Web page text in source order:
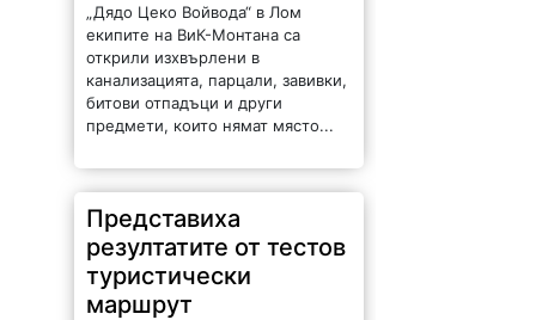
„Дядо Цеко Войвода“ в Лом
екипите на ВиК-Монтана са
открили изхвърлени в
канализацията, парцали, завивки,
битови отпадъци и други
предмети, които нямат място...
Представиха
резултатите от тестов
туристически
маршрут